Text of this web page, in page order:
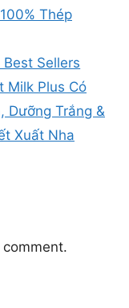
Thép
Sellers
Milk Plus Có
Dưỡng Trắng &
Xuất Nha